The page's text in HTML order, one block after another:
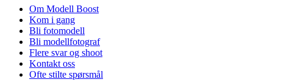
Om Modell Boost
Kom i gang
Bli fotomodell
Bli modellfotograf
Flere svar og shoot
Kontakt oss
Ofte stilte spørsmål